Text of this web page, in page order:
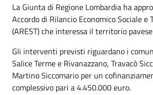
La Giunta di Regione Lombardia ha
Accordo di Rilancio Economico Sociale e
(AREST) che interessa il territorio
Gli interventi previsti riguardano i
Salice Terme e Rivanazzano, Travacò
Martino Siccomario per un
complessivo pari a 4.450.000 euro.